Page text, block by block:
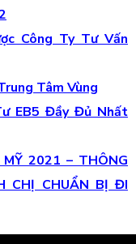
Công Ty Tư Vấn
Tâm Vùng
EB5 Đầy Đủ Nhất
MỸ 2021 – THÔNG
CHỊ CHUẨN BỊ ĐI